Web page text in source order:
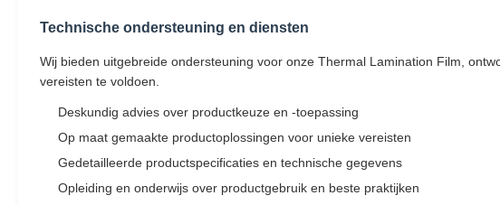
Technische ondersteuning en diensten
Wij bieden uitgebreide ondersteuning voor onze Thermal Lamination Film,
vereisten te voldoen.
Deskundig advies over productkeuze en -toepassing
Op maat gemaakte productoplossingen voor unieke vereisten
Gedetailleerde productspecificaties en technische gegevens
Opleiding en onderwijs over productgebruik en beste praktijken